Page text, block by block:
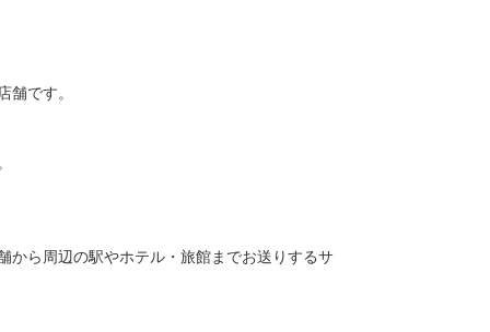
舗です。
から周辺の駅やホテル・旅館までお送りするサ